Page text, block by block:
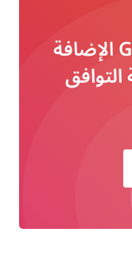
هل تريد إضافة Gallery الإضافة